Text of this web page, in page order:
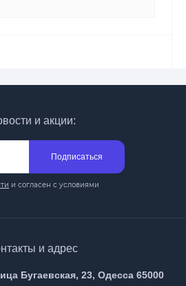
и акции:
Подписаться
и согласен с условиями
и адрес
Бугаевская, 23, Одесса 65000